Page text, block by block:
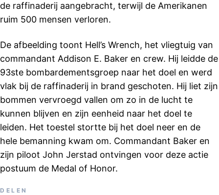
de raffinaderij aangebracht, terwijl de Amerikanen
ruim 500 mensen verloren.
De afbeelding toont Hell’s Wrench, het vliegtuig van
commandant Addison E. Baker en crew. Hij leidde de
93ste bombardementsgroep naar het doel en werd
vlak bij de raffinaderij in brand geschoten. Hij liet zijn
bommen vervroegd vallen om zo in de lucht te
kunnen blijven en zijn eenheid naar het doel te
leiden. Het toestel stortte bij het doel neer en de
hele bemanning kwam om. Commandant Baker en
zijn piloot John Jerstad ontvingen voor deze actie
postuum de Medal of Honor.
DELEN